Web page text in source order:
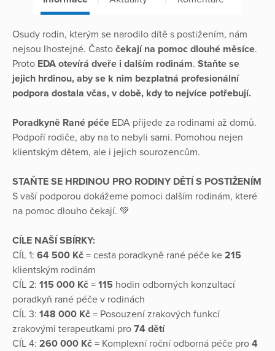
Osudy rodin, kterým se narodilo dítě s postižením, nám
nejsou lhostejné. Často čekají na pomoc dlouhé měsíce.
Proto EDA otevírá dveře i dalším rodinám. Staňte se
jejich hrdinou, aby se k nim bezplatná profesionální
podpora dostala včas, v době, kdy to nejvíce potřebují.
Poradkyně Rané péče EDA přijede za rodinami až domů.
Podpoří rodiče, aby na to nebyli sami. Pomohou nejen
klientským dětem, ale i jejich sourozencům.
STAŇTE SE HRDINOU PRO RODINY DĚTÍ S POSTIŽENÍM
S vaší podporou dokážeme pomoci dalším rodinám, které
na pomoc dlouho čekají. 💚
CÍLE NAŠÍ SBÍRKY:
CÍL 1: 64 500 Kč = cesta poradkyně rané péče ke 215
klientským rodinám
CÍL 2: 115 000 Kč = 115 hodin odborných konzultací
poradkyň rané péče v rodinách
CÍL 3: 148 000 Kč = Posouzení zrakových funkcí
zrakovými terapeutkami pro 74 dětí
CÍL 4: 260 000 Kč = Komplexní roční odborná péče pro 4